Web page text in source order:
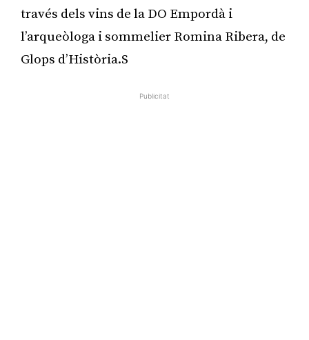
través dels vins de la DO Empordà i
l’arqueòloga i sommelier Romina Ribera, de
Glops d’Història.S
Publicitat